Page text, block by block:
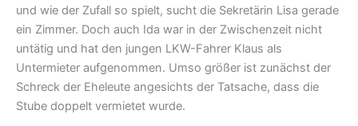
und wie der Zufall so spielt, sucht die Sekretärin Lisa gerade
ein Zimmer. Doch auch Ida war in der Zwischenzeit nicht
untätig und hat den jungen LKW-Fahrer Klaus als
Untermieter aufgenommen. Umso größer ist zunächst der
Schreck der Eheleute angesichts der Tatsache, dass die
Stube doppelt vermietet wurde.